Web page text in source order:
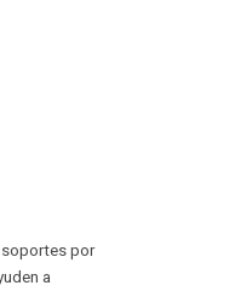
soportes por
a